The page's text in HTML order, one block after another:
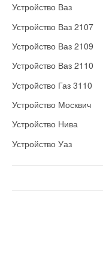
Устройство Ваз
Устройство Ваз 2107
Устройство Ваз 2109
Устройство Ваз 2110
Устройство Газ 3110
Устройство Москвич
Устройство Нива
Устройство Уаз